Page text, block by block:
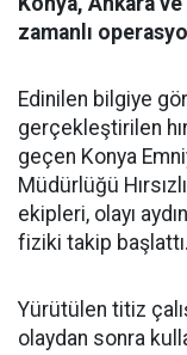
zamanlı
Edinilen bilgiye
gerçekleştirilen
geçen Konya
Müdürlüğü
ekipleri, olayı
fiziki takip başlattı.
Yürütülen titiz
olaydan sonra